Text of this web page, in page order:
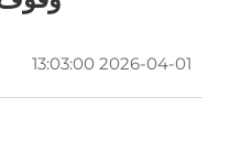
2026-04-01 13:03:00